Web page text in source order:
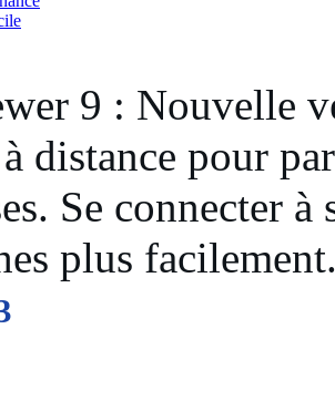
9 : Nouvelle
distance pour
Se connecter
plus